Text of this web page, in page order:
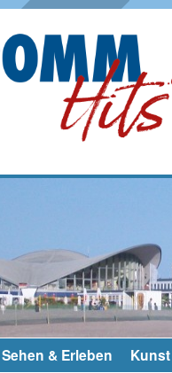
Sehen & Erleben